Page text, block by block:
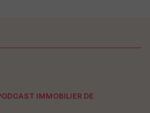
IMMOBILIER DE